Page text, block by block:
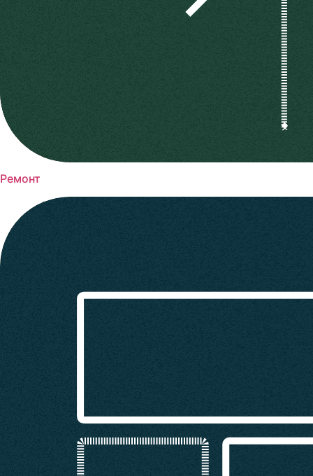
Ремонт